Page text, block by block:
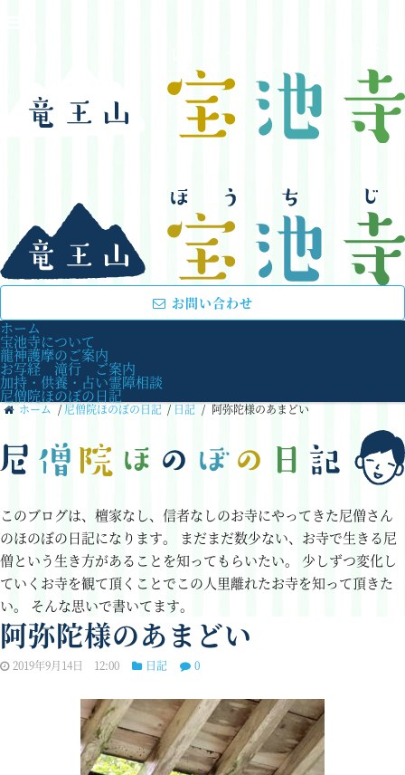
お問い合わせ
ホーム
宝池寺について
龍神護摩のご案内
お写経 滝行 ご案内
加持・供養・占い霊障相談
尼僧院ほのぼの日記
ホーム / 尼僧院ほのぼの日記 / 日記 / 阿弥陀様のあまどい
このブログは、檀家なし、信者なしのお寺にやってきた尼僧さん
のほのぼの日記になります。 まだまだ数少ない、お寺で生きる尼
僧という生き方があることを知ってもらいたい。
少しずつ変化し
ていくお寺を観て頂くことでこの人里離れたお寺を知って頂きた
い。 そんな思いで書いてます。
阿弥陀様のあまどい
2019年9月14日 12:00 日記 0